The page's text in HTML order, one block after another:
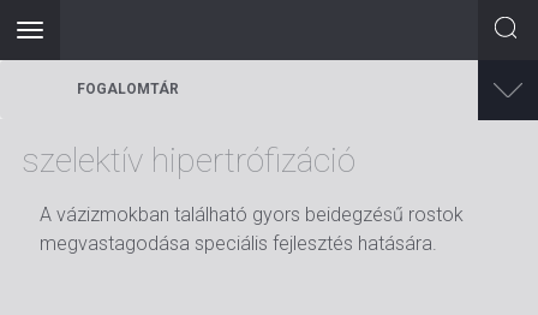
Toggle
navigation
FOGALOMTÁR
szelektív hipertrófizáció
A vázizmokban található gyors beidegzésű rostok
megvastagodása speciális fejlesztés hatására.